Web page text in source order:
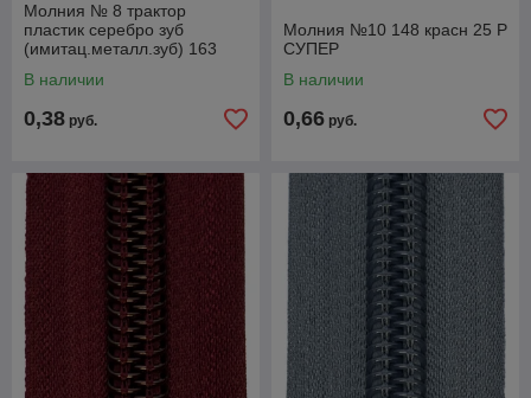
Молния № 8 трактор
пластик серебро зуб
(имитац.металл.зуб) 163
146341B
В наличии
0,38 руб.
Молния №10 148 красн 25 Р
СУПЕР
В наличии
0,66 руб.